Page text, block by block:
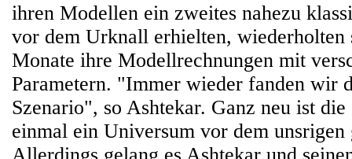
ihren Modellen ein zweites nahezu
vor dem Urknall erhielten, wiederholten
Monate ihre Modellrechnungen mit
Parametern. "Immer wieder fanden wir
Szenario", so Ashtekar. Ganz neu ist die
einmal ein Universum vor dem unsrigen